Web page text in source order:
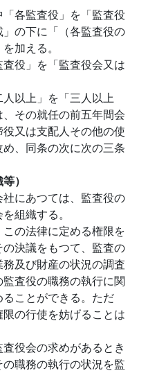
各監査役」を「監査役
の下に「（各監査役の
加える。
役」を「監査役会又は
以上」を「三人以上
その就任の前五年間会
又は支配人その他の使
、同条の次に次の三条
）
社にあつては、監査役の
組織する。
の法律に定める権限を
決議をもつて、監査の
及び財産の状況の調査
査役の職務の執行に関
ことができる。ただ
限の行使を妨げることは
役会の求めがあるとき
職務の執行の状況を監